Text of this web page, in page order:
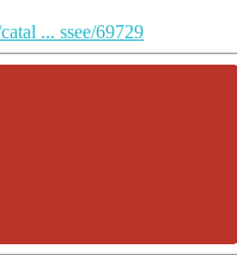
... ssee/69729